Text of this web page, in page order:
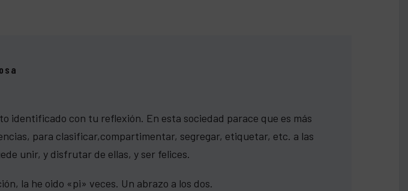
identificado con tu reflexión. En esta sociedad parace que es más
para clasificar,compartimentar, segregar, etiquetar, etc. a las
unir, y disfrutar de ellas, y ser felices.
la he oido «pi» veces. Un abrazo a los dos.